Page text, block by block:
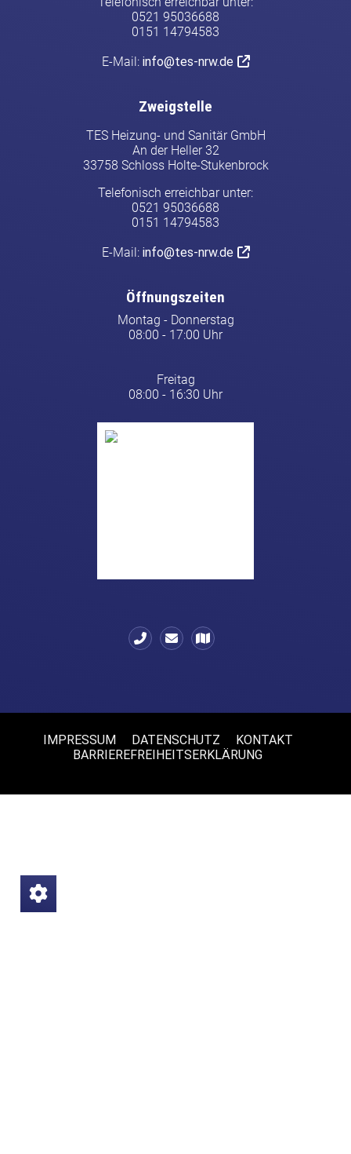
0521 95036688
0151 14794583
E-Mail: info@tes-nrw.de
Zweigstelle
TES Heizung- und Sanitär GmbH
An der Heller 32
33758 Schloss Holte-Stukenbrock
Telefonisch erreichbar unter:
0521 95036688
0151 14794583
E-Mail: info@tes-nrw.de
Öffnungszeiten
Montag - Donnerstag
08:00 - 17:00 Uhr
Freitag
08:00 - 16:30 Uhr
IMPRESSUM DATENSCHUTZ
KONTAKT
BARRIEREFREIHEITSERKLÄRUNG